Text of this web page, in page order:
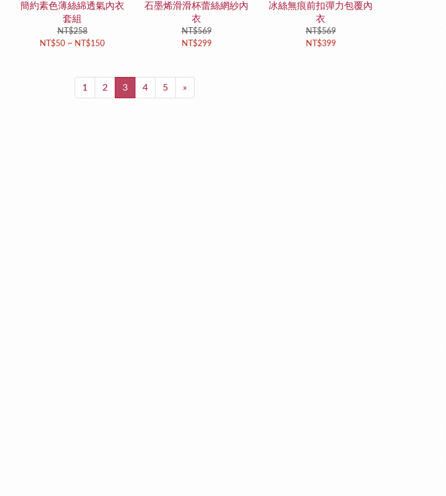
簡約素色薄絲綿透氣內衣
套組
NT$258
NT$50 ~ NT$150
石墨烯滑滑杯蕾絲網紗內
衣
NT$569
NT$299
冰絲無痕前扣彈力包覆內
衣
NT$569
NT$399
1 2 3 4 5 »